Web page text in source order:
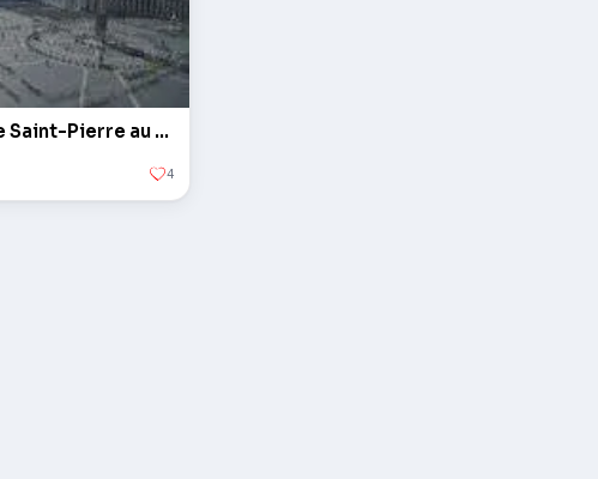
L'obélisque sur la Place Saint-Pierre au Vatican
4